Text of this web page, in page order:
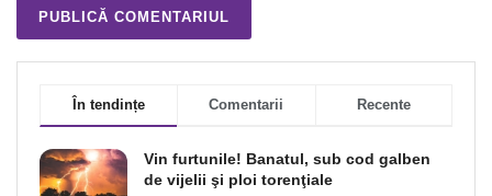
În tendințe Comentarii Recente
Vin furtunile! Banatul, sub cod galben
de vijelii şi ploi torenţiale